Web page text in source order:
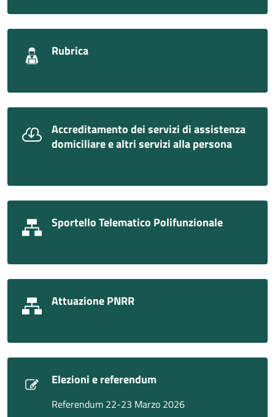
Rubrica
Accreditamento dei servizi di assistenza
domiciliare e altri servizi alla persona
Sportello Telematico Polifunzionale
Attuazione PNRR
Elezioni e referendum
Referendum 22-23 Marzo 2026